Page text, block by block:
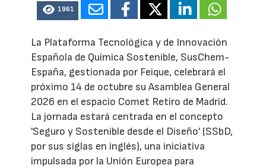
1961
La Plataforma Tecnológica y de Innovación
Española de Química Sostenible, SusChem-
España, gestionada por Feique, celebrará el
próximo 14 de octubre su Asamblea General
2026 en el espacio Comet Retiro de Madrid.
La jornada estará centrada en el concepto
'Seguro y Sostenible desde el Diseño' (SSbD,
por sus siglas en inglés), una iniciativa
impulsada por la Unión Europea para